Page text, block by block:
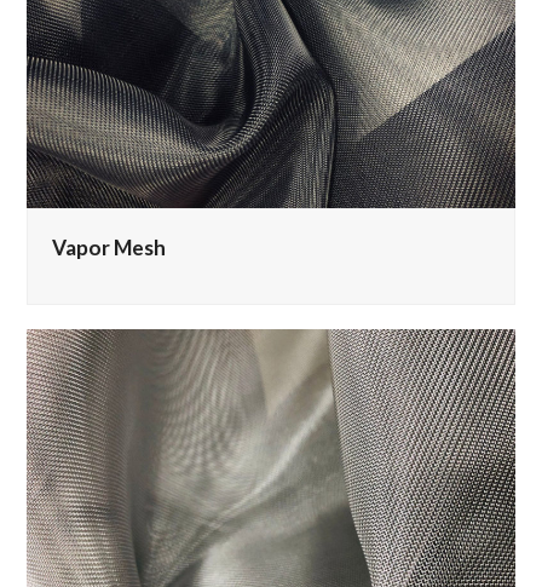
Vapor Mesh